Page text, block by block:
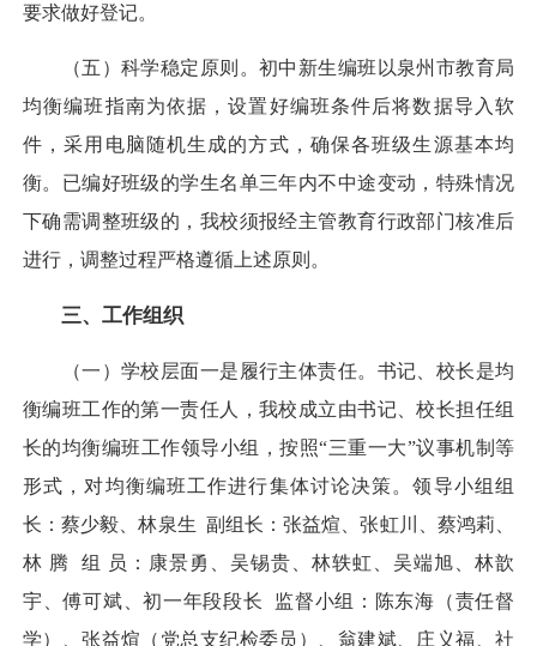
要求做好登记。
（五）科学稳定原则。初中新生编班以泉州市教育局
均衡编班指南为依据，设置好编班条件后将数据导入软
件，采用电脑随机生成的方式，确保各班级生源基本均
衡。已编好班级的学生名单三年内不中途变动，特殊情况
下确需调整班级的，我校须报经主管教育行政部门核准后
进行，调整过程严格遵循上述原则。
三、工作组织
（一）学校层面一是履行主体责任。书记、校长是均
衡编班工作的第一责任人，我校成立由书记、校长担任组
长的均衡编班工作领导小组，按照“三重一大”议事机制等
形式，对均衡编班工作进行集体讨论决策。领导小组组
长：蔡少毅、林泉生 副组长：张益煊、张虹川、蔡鸿莉、
林 腾 组 员：康景勇、吴锡贵、林轶虹、吴端旭、林歆
宇、傅可斌、初一年段段长 监督小组：陈东海（责任督
学）、张益煊（党总支纪检委员）、翁建斌、庄义福、社